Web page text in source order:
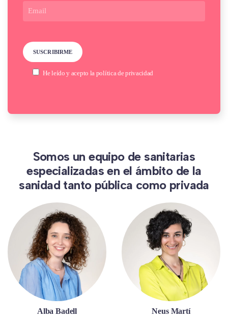
He leído y acepto la política de privacidad
Somos un equipo de sanitarias
especializadas en el ámbito de la
sanidad tanto pública como privada
Alba Badell Neus Martí